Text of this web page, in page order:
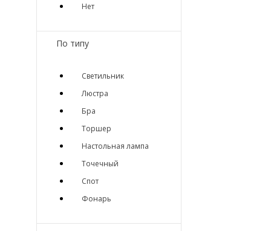
Нет
По типу
Светильник
Люстра
Бра
Торшер
Настольная лампа
Точечный
Спот
Фонарь